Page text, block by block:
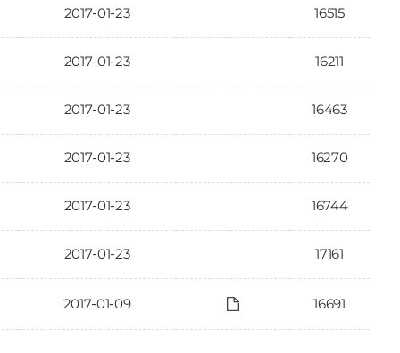
2017-01-23 16515
2017-01-23 16211
2017-01-23 16463
2017-01-23 16270
2017-01-23 16744
2017-01-23 17161
2017-01-09 16691